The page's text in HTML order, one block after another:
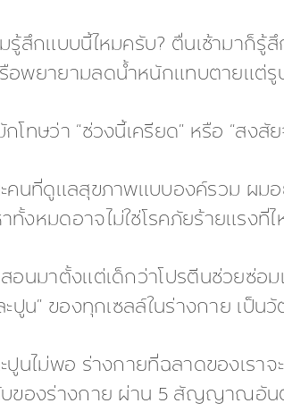
รู้สึกแบบนี้ไหมครับ? ตื่นเช้ามาก็รู้
อพยายามลดน้ำหนักแทบตายแต่รูป
โทษว่า “ช่วงนี้เครียด” หรือ “สงสัย
คนที่ดูแลสุขภาพแบบองค์รวม ผม
งหมดอาจไม่ใช่โรคภัยร้ายแรงที่
อนมาตั้งแต่เด็กว่าโปรตีนช่วยซ่อ
ะปูน” ของทุกเซลล์ในร่างกาย เป็
ปูนไม่พอ ร่างกายที่ฉลาดของเร
บของร่างกาย ผ่าน 5 สัญญาณอัน